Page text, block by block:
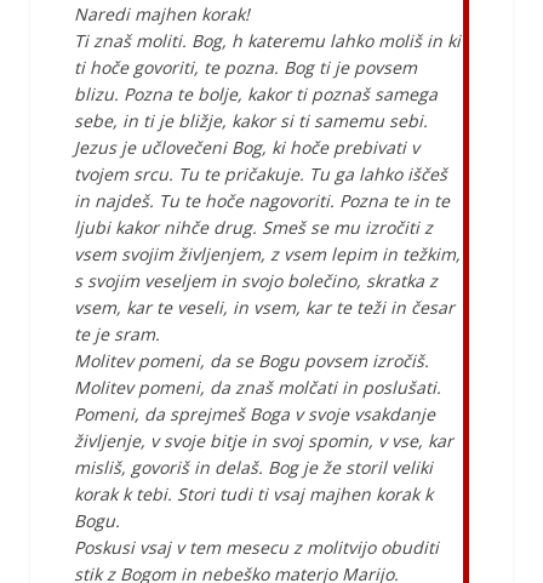
Naredi majhen korak!
Ti znaš moliti. Bog, h kateremu lahko moliš in ki
ti hoče govoriti, te pozna. Bog ti je povsem
blizu. Pozna te bolje, kakor ti poznaš samega
sebe, in ti je bližje, kakor si ti samemu sebi.
Jezus je učlovečeni Bog, ki hoče prebivati v
tvojem srcu. Tu te pričakuje. Tu ga lahko iščeš
in najdeš. Tu te hoče nagovoriti. Pozna te in te
ljubi kakor nihče drug. Smeš se mu izročiti z
vsem svojim življenjem, z vsem lepim in težkim,
s svojim veseljem in svojo bolečino, skratka z
vsem, kar te veseli, in vsem, kar te teži in česar
te je sram.
Molitev pomeni, da se Bogu povsem izročiš.
Molitev pomeni, da znaš molčati in poslušati.
Pomeni, da sprejmeš Boga v svoje vsakdanje
življenje, v svoje bitje in svoj spomin, v vse, kar
misliš, govoriš in delaš. Bog je že storil veliki
korak k tebi. Stori tudi ti vsaj majhen korak k
Bogu.
Poskusi vsaj v tem mesecu z molitvijo obuditi
stik z Bogom in nebeško materjo Marijo.